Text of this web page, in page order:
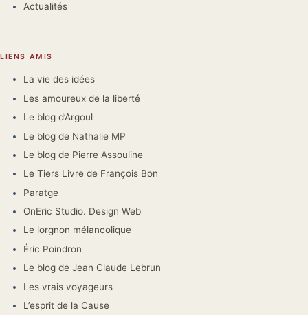
Actualités
LIENS AMIS
La vie des idées
Les amoureux de la liberté
Le blog d’Argoul
Le blog de Nathalie MP
Le blog de Pierre Assouline
Le Tiers Livre de François Bon
Paratge
OnEric Studio. Design Web
Le lorgnon mélancolique
Éric Poindron
Le blog de Jean Claude Lebrun
Les vrais voyageurs
L’esprit de la Cause